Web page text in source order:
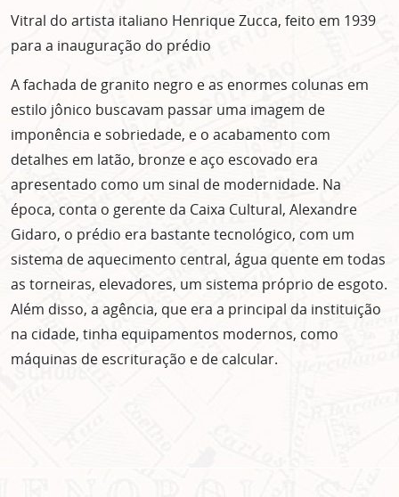
Vitral do artista italiano Henrique Zucca, feito em 1939
para a inauguração do prédio
A fachada de granito negro e as enormes colunas em
estilo jônico buscavam passar uma imagem de
imponência e sobriedade, e o acabamento com
detalhes em latão, bronze e aço escovado era
apresentado como um sinal de modernidade. Na
época, conta o gerente da Caixa Cultural, Alexandre
Gidaro, o prédio era bastante tecnológico, com um
sistema de aquecimento central, água quente em todas
as torneiras, elevadores, um sistema próprio de esgoto.
Além disso, a agência, que era a principal da instituição
na cidade, tinha equipamentos modernos, como
máquinas de escrituração e de calcular.